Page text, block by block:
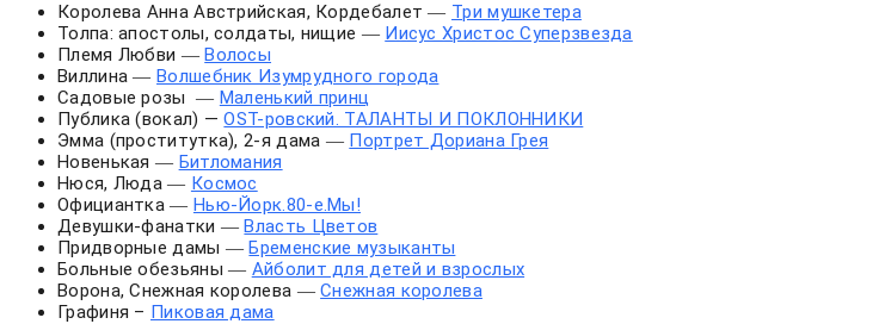
Королева Анна Австрийская, Кордебалет — Три мушкетера
Толпа: апостолы, солдаты, нищие — Иисус Христос Суперзвезда
Племя Любви — Волосы
Виллина — Волшебник Изумрудного города
Садовые розы
— Маленький принц
Публика (вокал) —OST-ровский. ТАЛАНТЫ И ПОКЛОННИКИ
Эмма (проститутка), 2-я дама — Портрет Дориана Грея
Новенькая — Битломания
Нюся, Люда — Космос
Официантка — Нью-Йорк.80-е.Мы!
Девушки-фанатки — Власть Цветов
Придворные дамы — Бременские музыканты
Больные обезьяны — Айболит для детей и взрослых
Ворона, Снежная королева —Снежная королева
Графиня – Пиковая дама